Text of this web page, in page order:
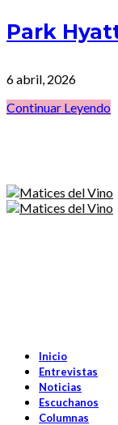
Park
6 abril, 2026
Continuar Leyendo
Inicio
Entrevistas
Noticias
Escuchanos
Columnas